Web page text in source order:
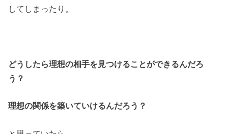
してしまったり。
どうしたら理想の相手を見つけることができるんだろ
う？
理想の関係を築いていけるんだろう？